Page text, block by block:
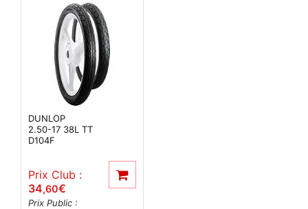
DUNLOP
2.50-17 38L TT
D104F
Prix Club :
34,60€
Prix Public :